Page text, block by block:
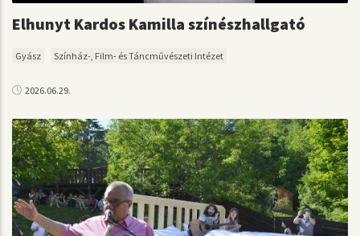
Elhunyt Kardos Kamilla színészhallgató
Gyász Színház-, Film- és Táncművészeti Intézet
2026.06.29.